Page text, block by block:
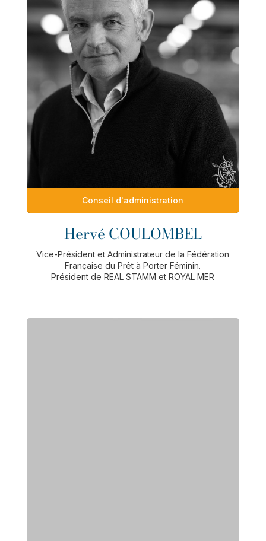
Conseil d'administration
Hervé COULOMBEL
Vice-Président et Administrateur de la Fédération
Française du Prêt à Porter Féminin.
Président de REAL STAMM et ROYAL MER